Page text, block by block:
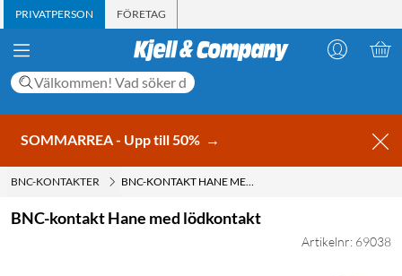
PRIVATPERSON FÖRETAG
SOMMARREA - Upp till 50% →
BNC-KONTAKTER BNC-KONTAKT HANE MED LÖDKONTAKT
BNC-kontakt Hane med lödkontakt
Artikelnr: 69038